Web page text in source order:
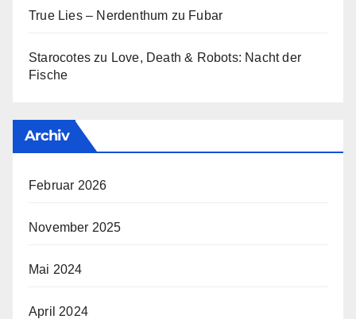
True Lies – Nerdenthum zu Fubar
Starocotes zu Love, Death & Robots: Nacht der
Fische
Archiv
Februar 2026
November 2025
Mai 2024
April 2024